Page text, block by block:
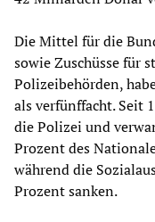
Die Mittel für die
sowie Zuschüsse für
Polizeibehörden,
als verfünffacht. Seit
die Polizei und
Prozent des
während die
Prozent sanken.